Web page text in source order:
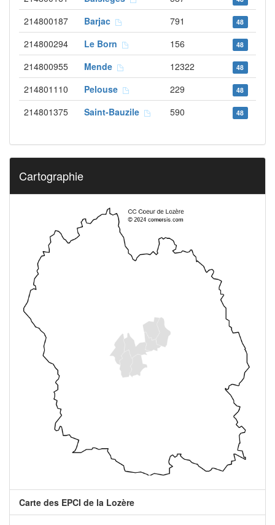
214800187 Barjac 791 48
214800294 Le Born 156 48
214800955 Mende 12322 48
214801110 Pelouse 229 48
214801375 Saint-Bauzile 590 48
Cartographie
Carte des EPCI de la Lozère